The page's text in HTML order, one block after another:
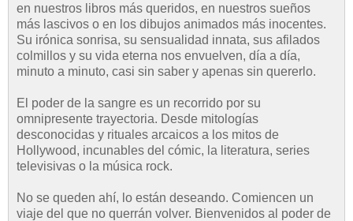
en nuestros libros más queridos, en nuestros sueños
más lascivos o en los dibujos animados más inocentes.
Su irónica sonrisa, su sensualidad innata, sus afilados
colmillos y su vida eterna nos envuelven, día a día,
minuto a minuto, casi sin saber y apenas sin quererlo.
El poder de la sangre es un recorrido por su
omnipresente trayectoria. Desde mitologías
desconocidas y rituales arcaicos a los mitos de
Hollywood, incunables del cómic, la literatura, series
televisivas o la música rock.
No se queden ahí, lo están deseando. Comiencen un
viaje del que no querrán volver. Bienvenidos al poder de